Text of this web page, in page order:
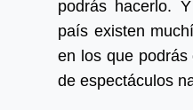
podrás hacerlo.
país existen
en los que
de espectáculos